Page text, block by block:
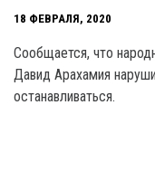
18 ФЕВРАЛЯ, 2020
Сообщается, что
Давид Арахамия
останавливаться.